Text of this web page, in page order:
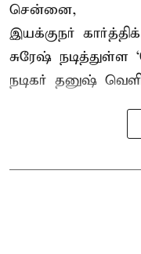
சென்னை,
இயக்குநர்
சுரேஷ்
நடிகர் தனுஷ்